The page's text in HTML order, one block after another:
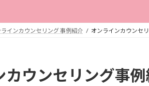
ラインカウンセリング 事例紹介 オンラインカウンセ
カウンセリング事